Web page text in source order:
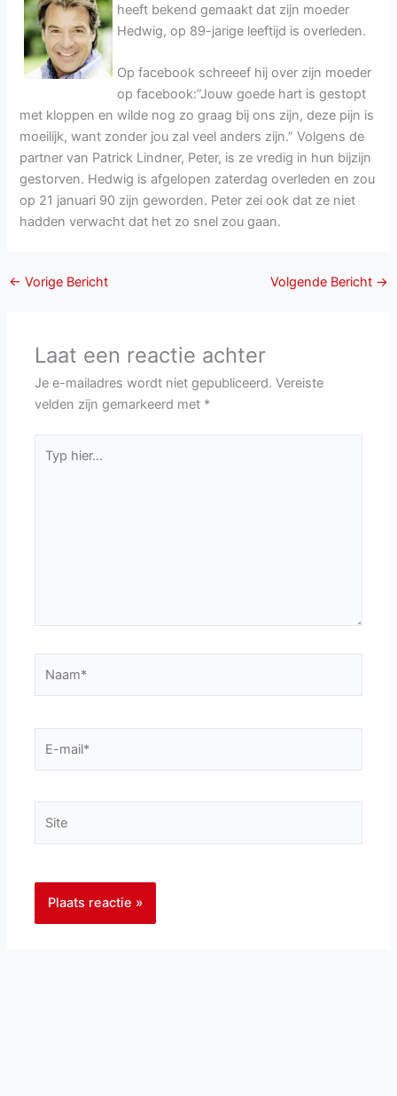
heeft bekend gemaakt dat zijn moeder
Hedwig, op 89-jarige leeftijd is overleden.
Op facebook schreeef hij over zijn moeder
op facebook:”Jouw goede hart is gestopt
met kloppen en wilde nog zo graag bij ons zijn, deze pijn is
moeilijk, want zonder jou zal veel anders zijn.” Volgens de
partner van Patrick Lindner, Peter, is ze vredig in hun bijzijn
gestorven. Hedwig is afgelopen zaterdag overleden en zou
op 21 januari 90 zijn geworden. Peter zei ook dat ze niet
hadden verwacht dat het zo snel zou gaan.
← Vorige Bericht Volgende Bericht →
Laat een reactie achter
Je e-mailadres wordt niet gepubliceerd. Vereiste
velden zijn gemarkeerd met *
hier...
mail*